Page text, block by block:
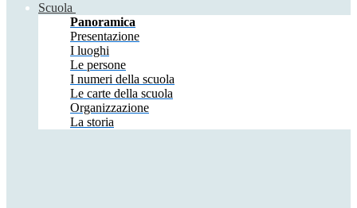
Scuola
Panoramica
Presentazione
I luoghi
Le persone
I numeri della scuola
Le carte della scuola
Organizzazione
La storia